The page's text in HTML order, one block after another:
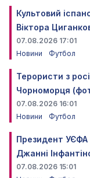
Культовий
Віктора
07.08.2026 17:01
Новини
Футбол
Терористи з
Чорноморця
07.08.2026 16:01
Новини
Футбол
Президент УЄФА
Джанні
07.08.2026 15:01